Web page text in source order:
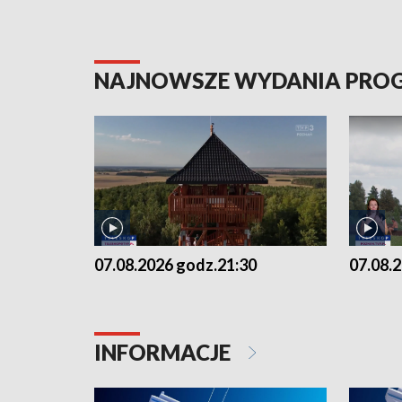
NAJNOWSZE WYDANIA
07.08.2026 godz.21:30
INFORMACJE